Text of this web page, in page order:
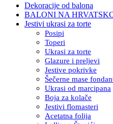
Dekoracije od balona
BALONI NA
Jestivi ukrasi za torte
Posipi
Toperi
Ukrasi za torte
Glazure i preljevi
Jestive pokrivke
Šečerne mase
Ukrasi od marcipana
Boja za kolače
Jestivi flomasteri
Acetatna folija